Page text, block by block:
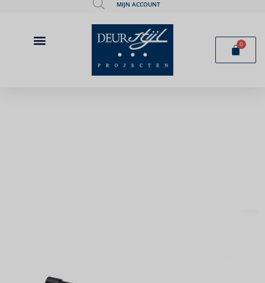
MIJN ACCOUNT
0